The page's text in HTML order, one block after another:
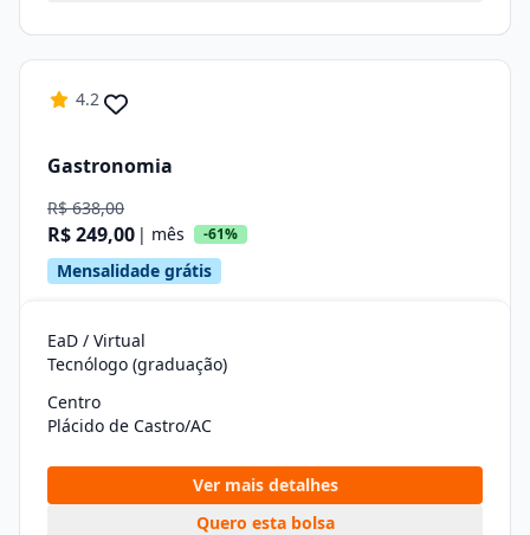
4.2
Gastronomia
R$ 638,00
R$ 249,00 | mês -61%
Mensalidade grátis
EaD / Virtual
Tecnólogo (graduação)
Centro
Plácido de Castro/AC
Ver mais detalhes
Quero esta bolsa